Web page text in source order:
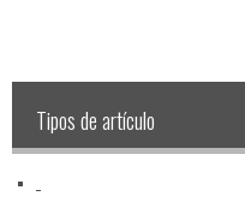
Tipos de artículo